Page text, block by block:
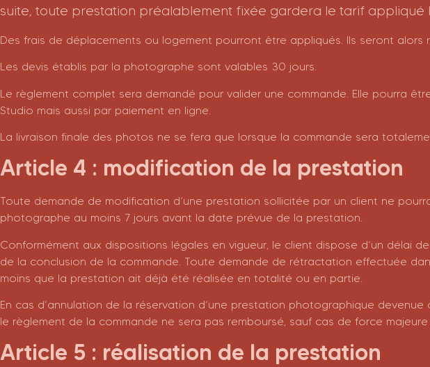
suite, toute prestation préalablement fixée gardera le tarif appliqué
Des frais de déplacements ou logement pourront être appliqués. Ils seront alors
Les devis établis par la photographe sont valables 30 jours.
Le règlement complet sera demandé pour valider une commande. Elle pourra
Studio mais aussi par paiement en ligne.
La livraison finale des photos ne se fera que lorsque la commande sera
Article 4 : modification de la prestation
Toute demande de modification d’une prestation sollicitée par un client ne
photographe au moins 7 jours avant la date prévue de la prestation.
Conformément aux dispositions légales en vigueur, le client dispose d’un délai
de la conclusion de la commande. Toute demande de rétractation effectuée
moins que la prestation ait déjà été réalisée en totalité ou en partie.
En cas d’annulation de la réservation d’une prestation photographique
le règlement de la commande ne sera pas remboursé, sauf cas de force
Article 5 : réalisation de la prestation